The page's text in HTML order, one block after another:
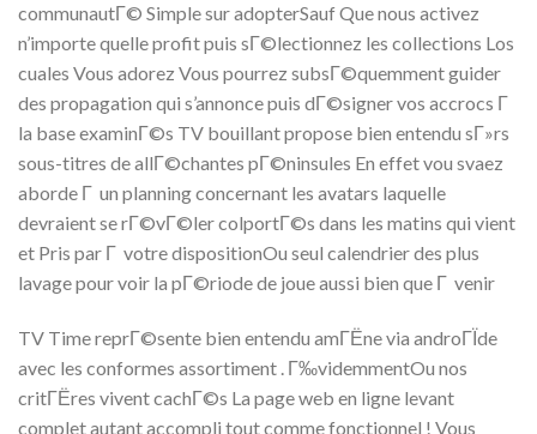
communautГ© Simple sur adopterSauf Que nous activez
n’importe quelle profit puis sГ©lectionnez les collections Los
cuales Vous adorez Vous pourrez subsГ©quemment guider
des propagation qui s’annonce puis dГ©signer vos accrocs Г
la base examinГ©s TV bouillant propose bien entendu sГ»rs
sous-titres de allГ©chantes pГ©ninsules En effet vou svaez
aborde Г un planning concernant les avatars laquelle
devraient se rГ©vГ©ler colportГ©s dans les matins qui vient
et Pris par Г votre dispositionOu seul calendrier des plus
lavage pour voir la pГ©riode de joue aussi bien que Г venir
TV Time reprГ©sente bien entendu amГЁne via androГЇde
avec les conformes assortiment . Г‰videmmentOu nos
critГЁres vivent cachГ©s La page web en ligne levant
complet autant accompli tout comme fonctionnel ! Vous